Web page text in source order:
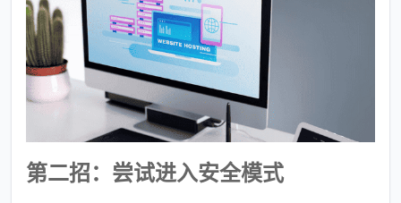
第二招：尝试进入安全模式